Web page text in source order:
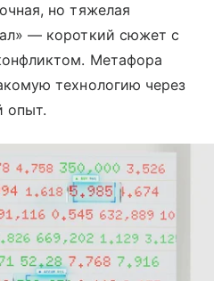
но тяжелая
— короткий сюжет с
Метафора
технологию через
опыт.